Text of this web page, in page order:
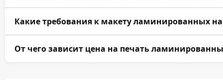
Да, простые цифровые тиражи с готовым макетом
Какие требования к макету ламинированных
Принимаем PDF, AI, CDR и TIFF. Цветовая модель
От чего зависит цена на печать